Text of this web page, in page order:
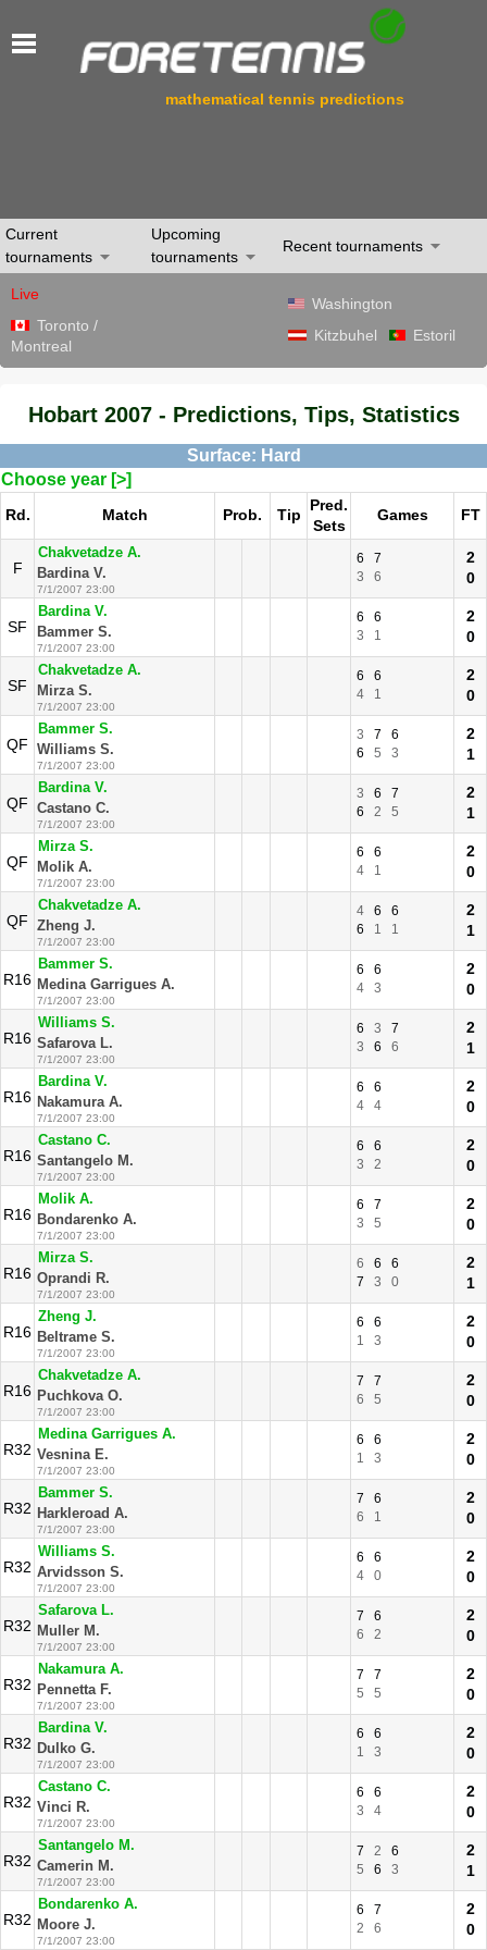
mathematical tennis predictions
Current
tournaments
Upcoming
tournaments
Recent tournaments
Live
Toronto /
Montreal
Washington
Kitzbuhel
Estoril
Hobart 2007 - Predictions, Tips, Statistics
Surface: Hard
Choose year [>]
Rd. Match Prob. Tip
Pred.
Sets
Games FT
F
Chakvetadze A.
Bardina V.
7/1/2007 23:00
6
7
3
6
2
0
SF
Bardina V.
Bammer S.
7/1/2007 23:00
6
6
3
1
2
0
SF
Chakvetadze A.
Mirza S.
7/1/2007 23:00
6
6
4
1
2
0
QF
Bammer S.
Williams S.
7/1/2007 23:00
3 7
6
6
5 3
2
1
QF
Bardina V.
Castano C.
7/1/2007 23:00
3 6
7
6
2 5
2
1
QF
Mirza S.
Molik A.
7/1/2007 23:00
6
6
4
1
2
0
QF
Chakvetadze A.
Zheng J.
7/1/2007 23:00
4 6
6
6
1 1
2
1
R16
Bammer S.
Medina Garrigues A.
7/1/2007 23:00
6
6
4
3
2
0
R16
Williams S.
Safarova L.
7/1/2007 23:00
6 3
7
3
6 6
2
1
R16
Bardina V.
Nakamura A.
7/1/2007 23:00
6
6
4
4
2
0
R16
Castano C.
Santangelo M.
7/1/2007 23:00
6
6
3
2
2
0
R16
Molik A.
Bondarenko A.
7/1/2007 23:00
6
7
3
5
2
0
R16
Mirza S.
Oprandi R.
7/1/2007 23:00
6 6
6
7
3 0
2
1
R16
Zheng J.
Beltrame S.
7/1/2007 23:00
6
6
1
3
2
0
R16
Chakvetadze A.
Puchkova O.
7/1/2007 23:00
7
7
6
5
2
0
R32
Medina Garrigues A.
Vesnina E.
7/1/2007 23:00
6
6
1
3
2
0
R32
Bammer S.
Harkleroad A.
7/1/2007 23:00
7
6
6
1
2
0
R32
Williams S.
Arvidsson S.
7/1/2007 23:00
6
6
4
0
2
0
R32
Safarova L.
Muller M.
7/1/2007 23:00
7
6
6
2
2
0
R32
Nakamura A.
Pennetta F.
7/1/2007 23:00
7
7
5
5
2
0
R32
Bardina V.
Dulko G.
7/1/2007 23:00
6
6
1
3
2
0
R32
Castano C.
Vinci R.
7/1/2007 23:00
6
6
3
4
2
0
R32
Santangelo M.
Camerin M.
7/1/2007 23:00
7 2
6
5
6 3
2
1
R32
Bondarenko A.
Moore J.
7/1/2007 23:00
6
7
2
6
2
0